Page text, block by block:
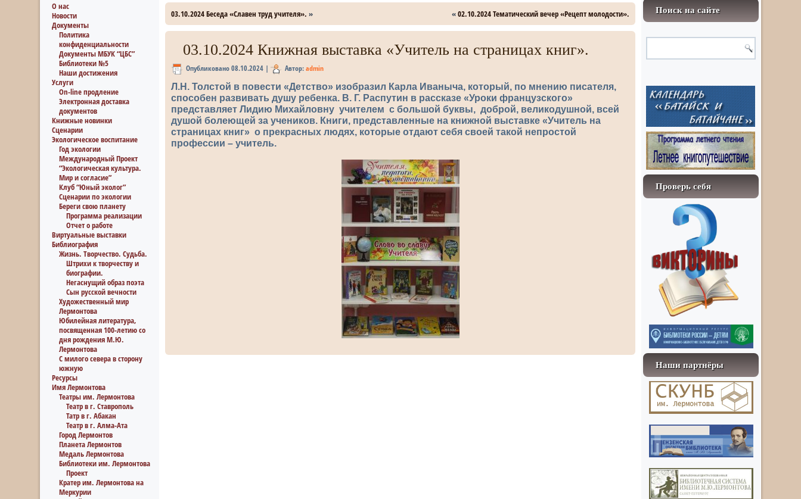
О нас
Новости
Документы
Политика
конфиденциальности
Документы МБУК “ЦБС”
Библиотеки №5
Наши достижения
Услуги
On-line продление
Электронная доставка
документов
Книжные новинки
Сценарии
Экологическое воспитание
Год экологии
Международный Проект
“Экологическая культура.
Мир и согласие”
Клуб “Юный эколог”
Сценарии по экологии
Береги свою планету
Программа реализации
Отчет о работе
Виртуальные выставки
Библиография
Жизнь. Творчество. Судьба.
Штрихи к творчеству и
биографии.
Негаснущий образ поэта
Сын русской вечности
Художественный мир
Лермонтова
Юбилейная литература,
посвященная 100-летию со
дня рождения М.Ю.
Лермонтова
С милого севера в сторону
южную
Ресурсы
Имя Лермонтова
Театры им. Лермонтова
Театр в г. Ставрополь
Татр в г. Абакан
Театр в г. Алма-Ата
Город Лермонтов
Планета Лермонтов
Медаль Лермонтова
Библиотеки им. Лермонтова
Проект
Кратер им. Лермонтова на
Меркурии
03.10.2024 Беседа «Славен труд учителя». » «02.10.2024 Тематический вечер «Рецепт молодости».
03.10.2024 Книжная выставка «Учитель на страницах книг».
Опубликовано08.10.2024 | Автор:admin
Л.Н. Толстой в повести «Детство» изобразил Карла Иваныча, который, по мнению писателя,
способен развивать душу ребенка. В. Г. Распутин в рассказе «Уроки французского»
представляет Лидию Михайловну учителем с большой буквы, доброй, великодушной, всей
душой болеющей за учеников. Книги, представленные на книжной выставке «Учитель на
страницах книг» о прекрасных людях, которые отдают себя своей такой непростой
профессии – учитель.
Поиск на сайте
Проверь себя
Наши партнёры